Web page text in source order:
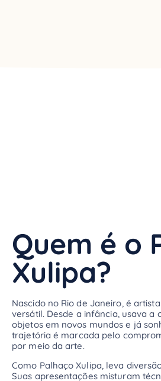
Quem é o
Xulipa?
Nascido no Rio de Janeiro, é
versátil. Desde a infância, usava
objetos em novos mundos e já
trajetória é marcada pelo
por meio da arte.
Como Palhaço Xulipa, leva
Suas apresentações misturam